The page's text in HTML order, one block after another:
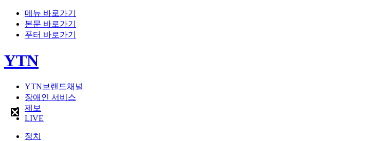
메뉴 바로가기
본문 바로가기
푸터 바로가기
YTN
YTN브랜드채널
장애인 서비스
제보
LIVE
정치